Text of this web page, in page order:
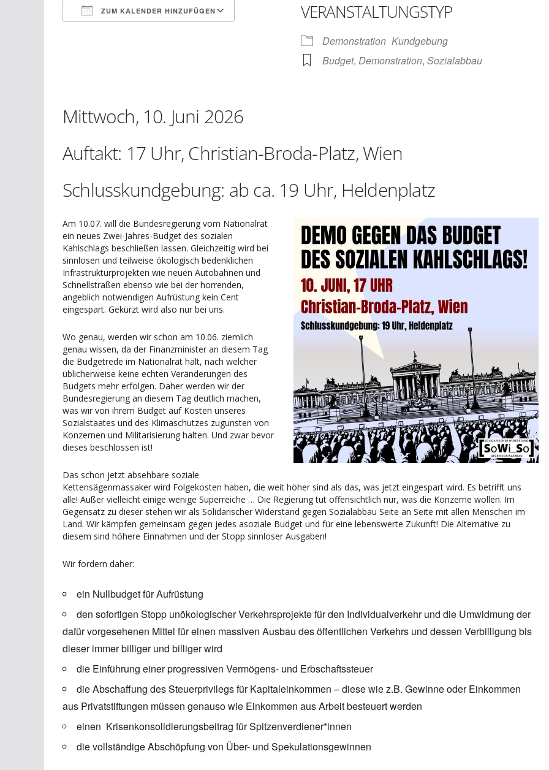
ZUM KALENDER HINZUFÜGEN
Google Kalender
VERANSTALTUNGSTYP
Demonstration Kundgebung
Budget, Demonstration, Sozialabbau
Mittwoch, 10. Juni 2026
Auftakt: 17 Uhr, Christian-Broda-Platz, Wien
Schlusskundgebung: ab ca. 19 Uhr, Heldenplatz
Am 10.07. will die Bundesregierung vom Nationalrat
ein neues Zwei-Jahres-Budget des sozialen
Kahlschlags beschließen lassen. Gleichzeitig wird bei
sinnlosen und teilweise ökologisch bedenklichen
Infrastrukturprojekten wie neuen Autobahnen und
Schnellstraßen ebenso wie bei der horrenden,
angeblich notwendigen Aufrüstung kein Cent
eingespart. Gekürzt wird also nur bei uns.
Wo genau, werden wir schon am 10.06. ziemlich
genau wissen, da der Finanzminister an diesem Tag
die Budgetrede im Nationalrat hält, nach welcher
üblicherweise keine echten Veränderungen des
Budgets mehr erfolgen. Daher werden wir der
Bundesregierung an diesem Tag deutlich machen,
was wir von ihrem Budget auf Kosten unseres
Sozialstaates und des Klimaschutzes zugunsten von
Konzernen und Militarisierung halten. Und zwar bevor
dieses beschlossen ist!
Das schon jetzt absehbare soziale
Kettensägenmassaker wird Folgekosten haben, die weit höher sind als das, was jetzt eingespart wird. Es betrifft uns
alle! Außer vielleicht einige wenige Superreiche … Die Regierung tut offensichtlich nur, was die Konzerne wollen. Im
Gegensatz zu dieser stehen wir als Solidarischer Widerstand gegen Sozialabbau Seite an Seite mit allen Menschen im
Land. Wir kämpfen gemeinsam gegen jedes asoziale Budget und für eine lebenswerte Zukunft! Die Alternative zu
diesem sind höhere Einnahmen und der Stopp sinnloser Ausgaben!
Wir fordern daher:
ein Nullbudget für Aufrüstung
den sofortigen Stopp unökologischer Verkehrsprojekte für den Individualverkehr und die Umwidmung der
dafür vorgesehenen Mittel für einen massiven Ausbau des öffentlichen Verkehrs und dessen Verbilligung bis
dieser immer billiger und billiger wird
die Einführung einer progressiven Vermögens- und Erbschaftssteuer
die Abschaffung des Steuerprivilegs für Kapitaleinkommen – diese wie z.B. Gewinne oder Einkommen
aus Privatstiftungen müssen genauso wie Einkommen aus Arbeit besteuert werden
einen Krisenkonsolidierungsbeitrag für Spitzenverdiener*innen
die vollständige Abschöpfung von Über- und Spekulationsgewinnen